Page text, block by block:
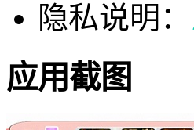
隐私说明：
应用截图